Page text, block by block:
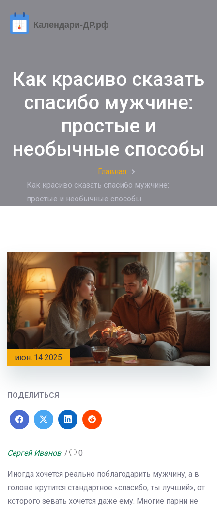
Как красиво сказать
спасибо мужчине:
простые и
необычные способы
Главная
Как красиво сказать спасибо мужчине:
простые и необычные способы
июн, 14 2025
ПОДЕЛИТЬСЯ
Сергей Иванов 0
Иногда хочется реально поблагодарить мужчину, а в
голове крутится стандартное «спасибо, ты лучший», от
которого зевать хочется даже ему. Многие парни не